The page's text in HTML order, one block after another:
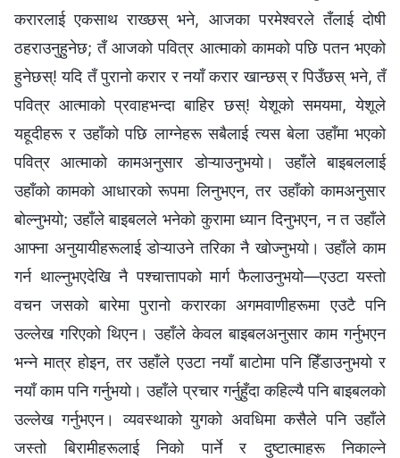
करारलाई एकसाथ राख्छस् भने, आजका परमेश्‍वरले तँलाई दोषी
ठहराउनुहुनेछ; तँ आजको पवित्र आत्माको कामको पछि पतन भएको
हुनेछस्! यदि तँ पुरानो करार र नयाँ करार खान्छस् र पिउँछस् भने, तँ
पवित्र आत्माको प्रवाहभन्दा बाहिर छस्! येशूको समयमा, येशूले
यहूदीहरू र उहाँको पछि लाग्नेहरू सबैलाई त्यस बेला उहाँमा भएको
पवित्र आत्माको कामअनुसार डोऱ्याउनुभयो। उहाँले बाइबललाई
उहाँको कामको आधारको रूपमा लिनुभएन, तर उहाँको कामअनुसार
बोल्नुभयो; उहाँले बाइबलले भनेको कुरामा ध्यान दिनुभएन, न त उहाँले
आफ्ना अनुयायीहरूलाई डोऱ्याउने तरिका नै खोज्नुभयो। उहाँले काम
गर्न थाल्नुभएदेखि नै पश्चात्तापको मार्ग फैलाउनुभयो—एउटा यस्तो
वचन जसको बारेमा पुरानो करारका अगमवाणीहरूमा एउटै पनि
उल्लेख गरिएको थिएन। उहाँले केवल बाइबलअनुसार काम गर्नुभएन
भन्‍ने मात्र होइन, तर उहाँले एउटा नयाँ बाटोमा पनि हिँडाउनुभयो र
नयाँ काम पनि गर्नुभयो। उहाँले प्रचार गर्नुहुँदा कहिल्यै पनि बाइबलको
उल्लेख गर्नुभएन। व्यवस्थाको युगको अवधिमा कसैले पनि उहाँले
जस्तो बिरामीहरूलाई निको पार्ने र दुष्टात्माहरू निकाल्ने